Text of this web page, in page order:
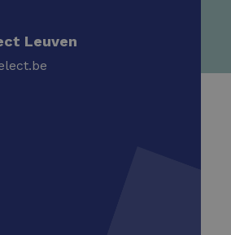
Leuven